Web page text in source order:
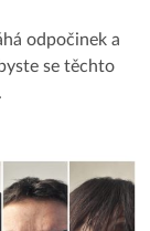
odpočinek a
se těchto